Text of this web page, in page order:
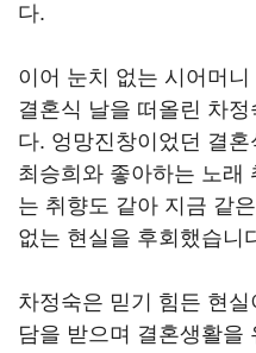
다.
이어 눈치 없는 시어머니
결혼식 날을 떠올린 차
다. 엉망진창이었던 결
최승희와 좋아하는 노래
는 취향도 같아 지금 같
없는 현실을 후회했습니
차정숙은 믿기 힘든 현
담을 받으며 결혼생활을